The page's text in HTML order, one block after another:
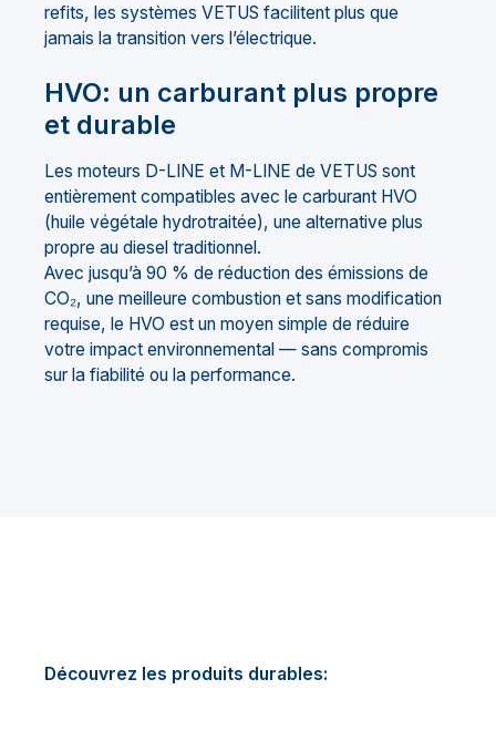
refits, les systèmes VETUS facilitent plus que
jamais la transition vers l’électrique.
HVO: un carburant plus propre
et durable
Les moteurs D-LINE et M-LINE de VETUS sont
entièrement compatibles avec le carburant HVO
(huile végétale hydrotraitée), une alternative plus
propre au diesel traditionnel.
Avec jusqu’à 90 % de réduction des émissions de
CO₂, une meilleure combustion et sans modification
requise, le HVO est un moyen simple de réduire
votre impact environnemental — sans compromis
sur la fiabilité ou la performance.
Découvrez les produits durables: